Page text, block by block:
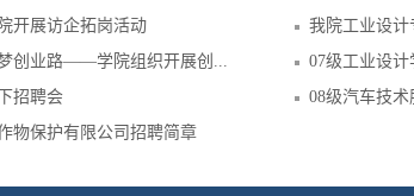
开展访企拓岗活动
创业路——学院组织开展创...
招聘会
物保护有限公司招聘简章
我院工业设
07级工业设
08级汽车技